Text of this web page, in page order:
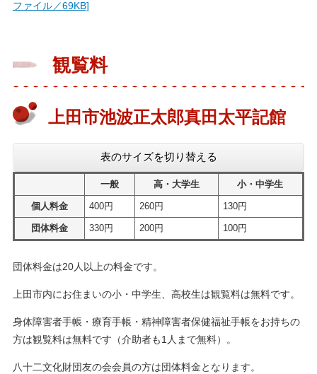
ファイル／69KB]
観覧料
上田市池波正太郎真田太平記館
表のサイズを切り替える
一般 高・大学生 小・中学生
個人料金 400円 260円 130円
団体料金 330円 200円 100円
団体料金は20人以上の料金です。
上田市内にお住まいの小・中学生、高校生は観覧料は無料です。
身体障害者手帳・療育手帳・精神障害者保健福祉手帳をお持ちの
方は観覧料は無料です（介助者も1人まで無料）。
八十二文化財団友の会会員の方は団体料金となります。